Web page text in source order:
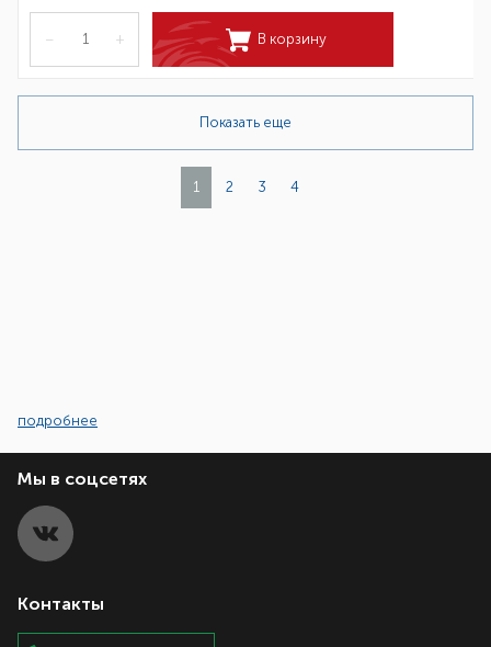
– + В корзину
Показать еще
1 2 3 4
подробнее
Мы в соцсетях
Контакты